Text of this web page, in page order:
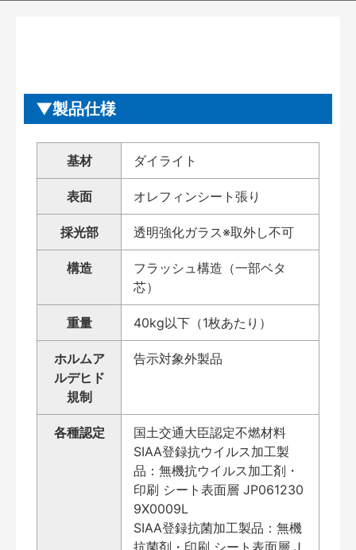
製品仕様
基材 ダイライト
表面 オレフィンシート張り
採光部 透明強化ガラス※取外し不可
構造
フラッシュ構造（一部ベタ
芯）
重量 40kg以下（1枚あたり）
ホルムア
ルデヒド
規制
告示対象外製品
各種認定
国土交通大臣認定不燃材料
SIAA登録抗ウイルス加工製
品：無機抗ウイルス加工剤・
印刷 シート表面層 JP061230
9X0009L
SIAA登録抗菌加工製品：無機
抗菌剤・印刷 シート表面層 J